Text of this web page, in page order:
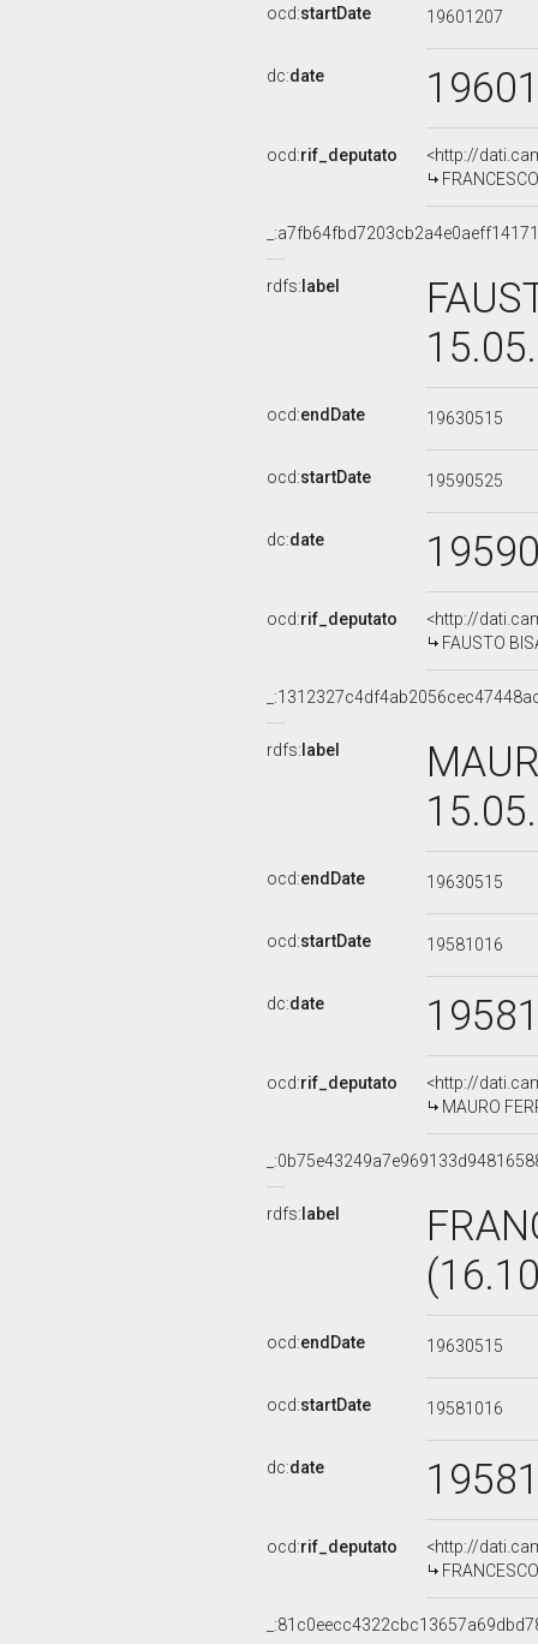
ocd:startDate 19601207
dc:date
ocd:rif_deputato
<http://
rdfs: label
ocd:endDate 19630515
ocd:startDate 19590525
dc:date
ocd:rif_deputato
<http://
FAUSTO
rdfs: label
ocd:endDate 19630515
ocd:startDate 19581016
dc:date
ocd:rif_deputato
<http://
MAURO
rdfs: label
ocd:endDate 19630515
ocd:startDate 19581016
dc:date
ocd:rif_deputato
<http://